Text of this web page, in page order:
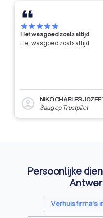
starstarstarstarstar
Het was goed zoals altijd
Het was goed zoals altijd
account_circle
NIKO CHARLES JOZEF
3 augop Trustpilot
Persoonlijke
Verhuisfirma's